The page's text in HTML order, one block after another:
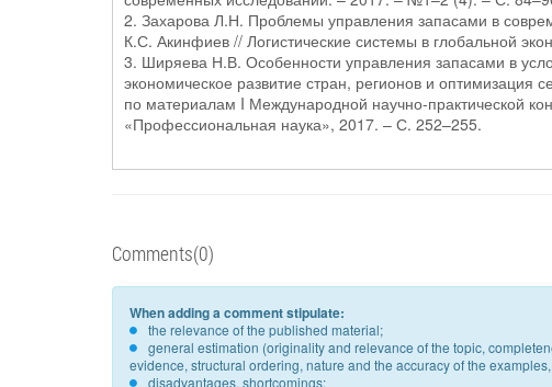
2. Захарова Л.Н. Проблемы управления запасами в
К.С. Акинфиев // Логистические системы в глобальной
3. Ширяева Н.В. Особенности управления запасами в
экономическое развитие стран, регионов и оптимизация
по материалам I Международной научно-практической
«Профессиональная наука», 2017. – С. 252–255.
Comments(0)
When adding a comment stipulate:
the relevance of the published material;
general estimation (originality and relevance of the topic,
evidence, structural ordering, nature and the accuracy of the
disadvantages, shortcomings;